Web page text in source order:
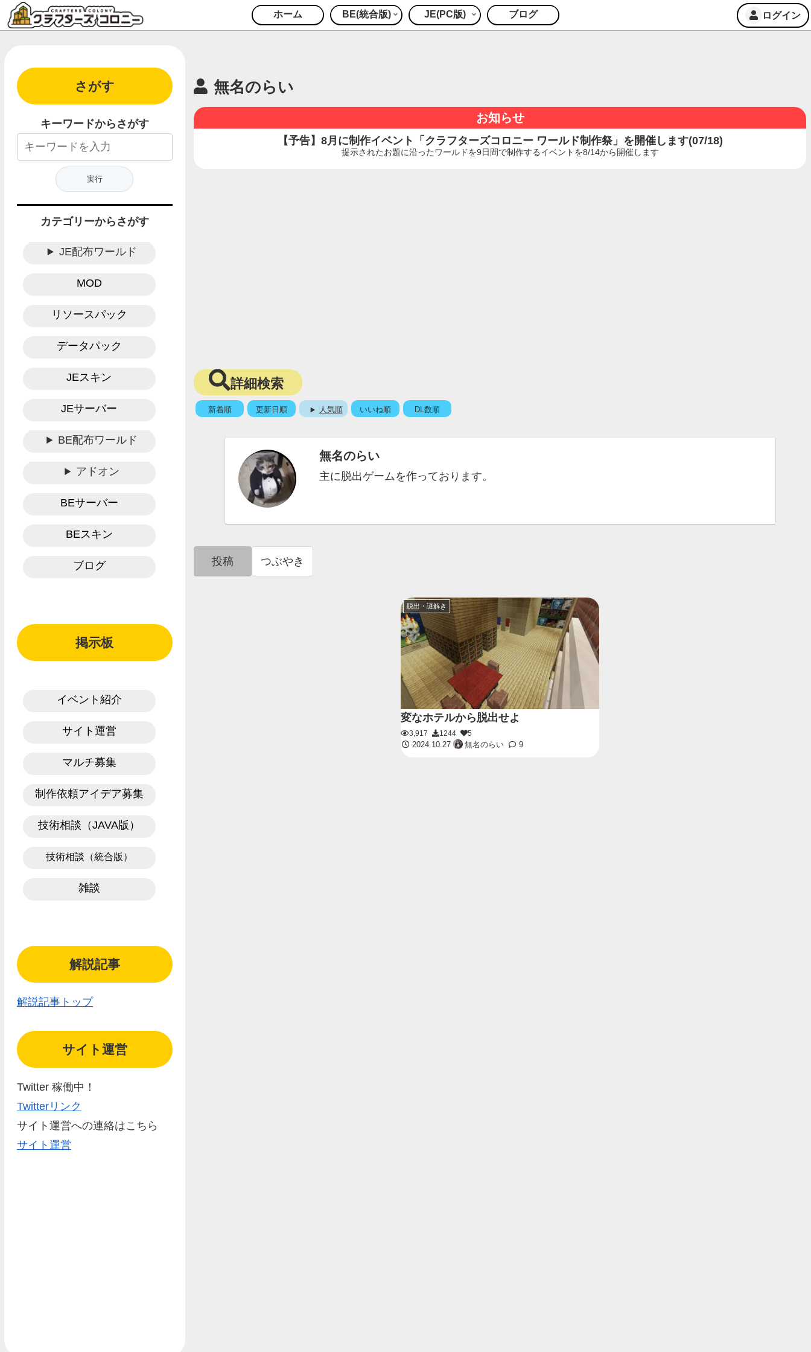
ホーム BE(統合版) JE(PC版) ブログ ログイン
無名のらい
お知らせ
【予告】8月に制作イベント「クラフターズコロニー ワールド制作祭」を開催します(07/18)
提示されたお題に沿ったワールドを9日間で制作するイベントを8/14から開催します
詳細検索
新着順 更新日順 人気順 いいね順 DL数順
無名のらい
主に脱出ゲームを作っております。
投稿 つぶやき
脱出・謎解き
変なホテルから脱出せよ
3,917 1244
5
2024.10.27
無名のらい 9
さがす
キーワードからさがす
カテゴリーからさがす
JE配布ワールド
MOD
リソースパック
データパック
JEスキン
JEサーバー
BE配布ワールド
アドオン
BEサーバー
BEスキン
ブログ
掲示板
イベント紹介
サイト運営
マルチ募集
制作依頼アイデア募集
技術相談（JAVA版）
技術相談（統合版）
雑談
解説記事
解説記事トップ
サイト運営
Twitter 稼働中！
Twitterリンク
サイト運営への連絡はこちら
サイト運営